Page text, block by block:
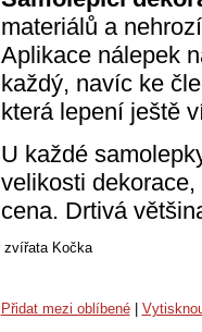
materiálů a
Aplikace nálepek
každý, navíc ke
která lepení ještě
U každé
velikosti
cena. Drtivá
zvířata Kočka
Přidat mezi oblíbené|